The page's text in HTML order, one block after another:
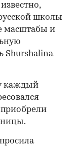
школы
масштабы и
Shurshalina
каждый